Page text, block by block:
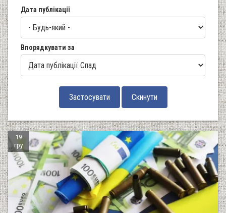
Дата публікації
Впорядкувати за
19
гру